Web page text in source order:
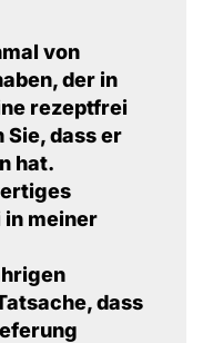
von
der in
rezeptfrei
dass er
hat.
meiner
dass